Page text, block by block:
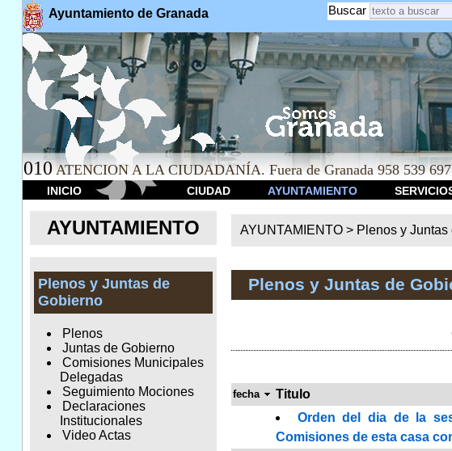
Ayuntamiento de Granada Buscar
010 ATENCION A LA CIUDADANÍA. Fuera de Granada 958 539 697
INICIO CIUDAD AYUNTAMIENTO
AYUNTAMIENTO
Plenos y Juntas de
Gobierno
Plenos
Juntas de Gobierno
Comisiones Municipales
Delegadas
Seguimiento Mociones
Declaraciones
Institucionales
Video Actas
AYUNTAMIENTO > Plenos y
Plenos y Juntas de
fecha Titulo
Orden del dia de la
Comisiones de esta casa